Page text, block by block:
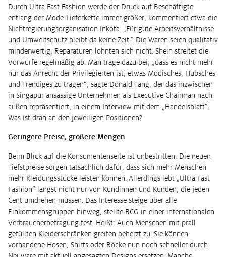
Durch Ultra Fast Fashion werde der Druck auf Beschäftigte
entlang der Mode-Lieferkette immer größer, kommentiert etwa die
Nichtregierungsorganisation Inkota. „Für gute Arbeitsverhältnisse
und Umweltschutz bleibt da keine Zeit.“ Die Waren seien qualitativ
minderwertig, Reparaturen lohnten sich nicht. Shein streitet die
Vorwürfe regelmäßig ab. Man trage dazu bei, „dass es nicht mehr
nur das Anrecht der Privilegierten ist, etwas Modisches, Hübsches
und Trendiges zu tragen“, sagte Donald Tang, der das inzwischen
in Singapur ansässige Unternehmen als Executive Chairman nach
außen repräsentiert, in einem Interview mit dem „Handelsblatt“.
Was ist dran an den jeweiligen Positionen?
Geringere Preise, größere Mengen
Beim Blick auf die Konsumentenseite ist unbestritten: Die neuen
Tiefstpreise sorgen tatsächlich dafür, dass sich mehr Menschen
mehr Kleidungsstücke leisten können. Allerdings lebt „Ultra Fast
Fashion“ längst nicht nur von Kundinnen und Kunden, die jeden
Cent umdrehen müssen. Das Interesse steige über alle
Einkommensgruppen hinweg, stellte BCG in einer internationalen
Verbraucherbefragung fest. Heißt: Auch Menschen mit prall
gefüllten Kleiderschränken greifen beherzt zu. Sie können
vorhandene Hosen, Shirts oder Röcke nun noch schneller durch